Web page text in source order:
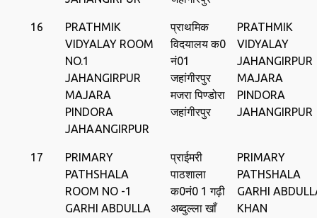
16
PRATHMIK
VIDYALAY ROOM
NO.1
JAHANGIRPUR
MAJARA
PINDORA
JAHAANGIRPUR
प्राथमिक
विदयालय क0
नं01
जहांगीरपुर
मजरा पिण्‍डोरा
जहांगीरपुर
PRATHMIK
VIDYALAY
JAHANGIRPUR
MAJARA
PINDORA
JAHANGIRPUR
17
PRIMARY
PATHSHALA
ROOM NO -1
GARHI ABDULLA
प्राईमरी
पाठशाला
क0नं0 1 गढ़ी
अब्दुल्ला खाँ
PRIMARY
PATHSHALA
GARHI
KHAN